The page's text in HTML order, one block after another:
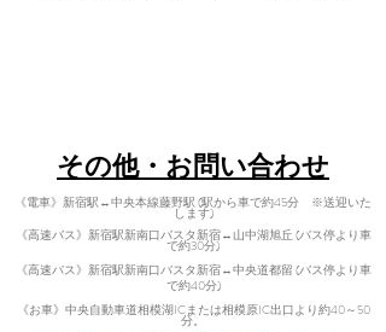
​その他・お問い合わせ
《電車》新宿駅↔中央本線藤野駅 (駅から車で約45分 ※送迎いた
します)
《高速バス》新宿駅新南口バスタ新宿↔山中湖旭丘 (バス停より車
で約30分)
《高速バス》新宿駅新南口バスタ新宿↔中央道都留 (バス停より車
で約40分)
《お車》中央自動車道相模湖ICまたは相模原IC出口より約40～50
分。